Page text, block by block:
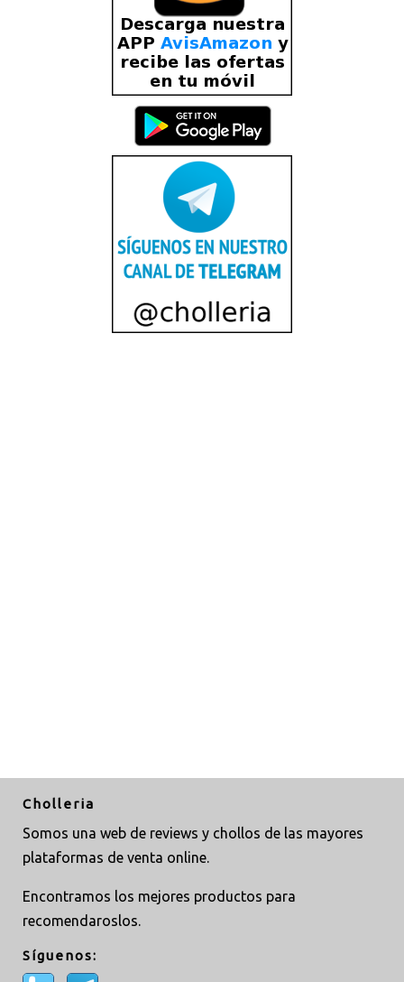
Cholleria
Somos una web de reviews y chollos de las mayores
plataformas de venta online.
Encontramos los mejores productos para
recomendaroslos.
Síguenos: